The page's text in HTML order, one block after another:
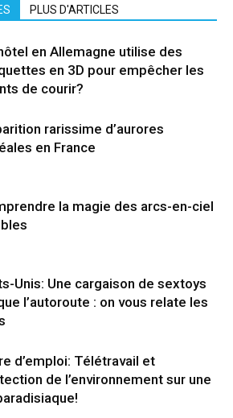
PLUS D'ARTICLES
en Allemagne utilise des
en 3D pour empêcher les
de courir?
rarissime d’aurores
en France
la magie des arcs-en-ciel
Unis: Une cargaison de sextoys
l’autoroute : on vous relate les
d’emploi: Télétravail et
de l’environnement sur une